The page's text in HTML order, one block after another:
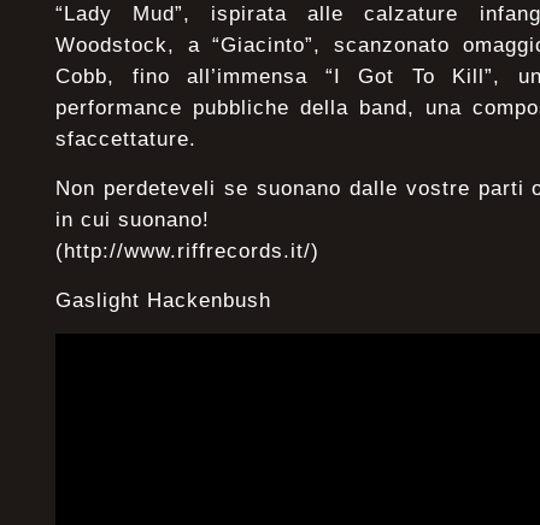
“Lady Mud”, ispirata alle calzature
Woodstock, a “Giacinto”, scanzonato
Cobb, fino all’immensa “I Got To Kill”,
performance pubbliche della band, una
sfaccettature.
Non perdeteveli se suonano dalle vostre
in cui suonano!
(http://www.riffrecords.it/)
Gaslight Hackenbush